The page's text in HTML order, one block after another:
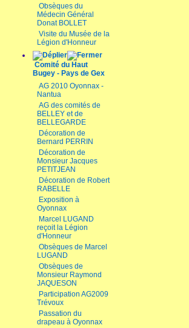
Obsèques du
Médecin Général
Donat BOLLET
Visite du Musée de la
Légion d'Honneur
Comité du Haut
Bugey - Pays de Gex
AG 2010 Oyonnax -
Nantua
AG des comités de
BELLEY et de
BELLEGARDE
Décoration de
Bernard PERRIN
Décoration de
Monsieur Jacques
PETITJEAN
Décoration de Robert
RABELLE
Exposition à
Oyonnax
Marcel LUGAND
reçoit la Légion
d'Honneur
Obsèques de Marcel
LUGAND
Obsèques de
Monsieur Raymond
JAQUESON
Participation AG2009
Trévoux
Passation du
drapeau à Oyonnax